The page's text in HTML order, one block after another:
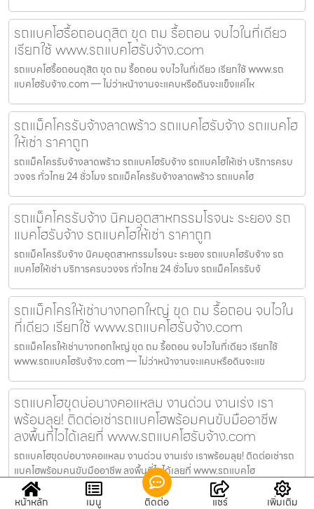
รถแบคโฮรื้อถอนดุสิต ขุด ถม รื้อถอน จบไวในที่เดียว
เรียกใช้ www.รถแบคโฮรับจ้าง.com
รถแบคโฮรื้อถอนดุสิต ขุด ถม รื้อถอน จบไวในที่เดียว เรียกใช้ www.รถ
แบคโฮรับจ้าง.com — ไม่ว่าหน้างานจะแคบหรือดินจะแข็งแค่ไห
รถแม็คโครรับจ้างลาดพร้าว รถแบคโฮรับจ้าง รถแบคโฮ
ให้เช่า ราคาถูก
รถแม็คโครรับจ้างลาดพร้าว รถแบคโฮรับจ้าง รถแบคโฮให้เช่า บริการครบ
วงจร ทั่วไทย 24 ชั่วโมง รถแม็คโครรับจ้างลาดพร้าว รถแบคโฮ
รถแม็คโครรับจ้าง นิคมอุตสาหกรรมโรจนะ ระยอง รถ
แบคโฮรับจ้าง รถแบคโฮให้เช่า ราคาถูก
รถแม็คโครรับจ้าง นิคมอุตสาหกรรมโรจนะ ระยอง รถแบคโฮรับจ้าง รถ
แบคโฮให้เช่า บริการครบวงจร ทั่วไทย 24 ชั่วโมง รถแม็คโครรับจ้
รถแม็คโครให้เช่าบางกอกใหญ่ ขุด ถม รื้อถอน จบไวใน
ที่เดียว เรียกใช้ www.รถแบคโฮรับจ้าง.com
รถแม็คโครให้เช่าบางกอกใหญ่ ขุด ถม รื้อถอน จบไวในที่เดียว เรียกใช้
www.รถแบคโฮรับจ้าง.com — ไม่ว่าหน้างานจะแคบหรือดินจะแข
รถแบคโฮขุดบ่อบางคอแหลม งานด่วน งานเร่ง เรา
พร้อมลุย! ติดต่อเช่ารถแบคโฮพร้อมคนขับมืออาชีพ
ลงพื้นที่ไวได้เลยที่ www.รถแบคโฮรับจ้าง.com
รถแบคโฮขุดบ่อบางคอแหลม งานด่วน งานเร่ง เราพร้อมลุย! ติดต่อเช่ารถ
แบคโฮพร้อมคนขับมืออาชีพ ลงพื้นที่ไวได้เลยที่ www.รถแบคโฮ
หน้าหลัก เมนู ติดต่อ แชร์ เพิ่มเติม